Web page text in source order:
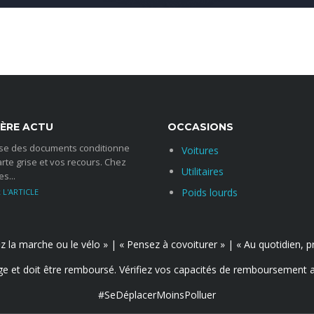
:
sur simple demande.
de travail (période de franchise).
de 180jours, sauf conditions détaillées dans la notice
ACTU
des documents conditionne
grise et vos recours. Chez
OCCASIONS
Voitures
Utilitaires
Poids lourds
la marche ou le vélo » | « Pensez à covoiturer » | « Au quotidien,
et doit être remboursé. Vérifiez vos capacités de remboursement
#SeDéplacerMoinsPolluer